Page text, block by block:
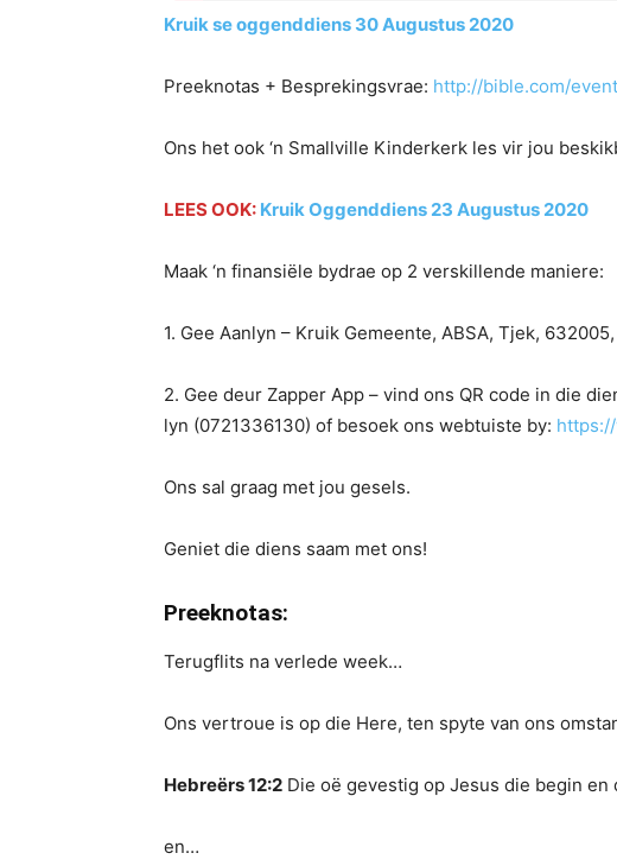
Kruik se oggenddiens 30 Augustus 2020
Preeknotas + Besprekingsvrae: http://bible.com/
Ons het ook ‘n Smallville Kinderkerk les vir jou
LEES OOK: Kruik Oggenddiens 23 Augustus 2020
Maak ‘n finansiële bydrae op 2 verskillende maniere:
1. Gee Aanlyn – Kruik Gemeente, ABSA, Tjek,
2. Gee deur Zapper App – vind ons QR code in die
lyn (0721336130) of besoek ons webtuiste by:
Ons sal graag met jou gesels.
Geniet die diens saam met ons!
Preeknotas:
Terugflits na verlede week…
Ons vertroue is op die Here, ten spyte van ons
Hebreërs 12:2 Die oë gevestig op Jesus die begin
en…